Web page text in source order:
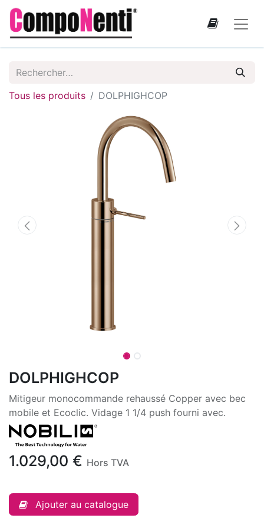
Tous les produits DOLPHIGHCOP
DOLPHIGHCOP
Mitigeur monocommande rehaussé Copper avec bec
mobile et Ecoclic. Vidage 1 1/4 push fourni avec.
1.029,00 € Hors TVA
Ajouter au catalogue